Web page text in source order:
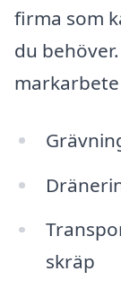
firma som
du
skräp